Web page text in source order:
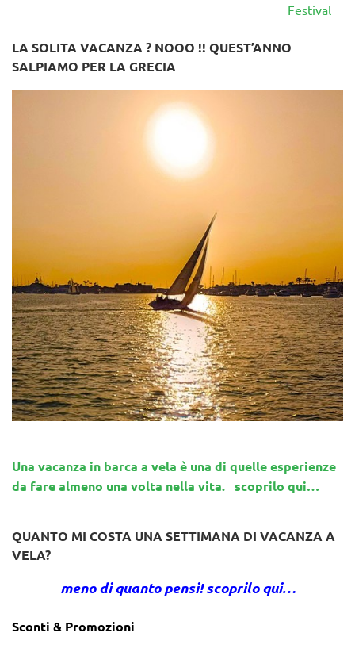
Festival
LA SOLITA VACANZA ? NOOO !! QUEST’ANNO
SALPIAMO PER LA GRECIA
Una vacanza in barca a vela è una di quelle esperienze
da fare almeno una volta nella vita. scoprilo qui…
QUANTO MI COSTA UNA SETTIMANA DI VACANZA A
VELA?
meno di quanto pensi! scoprilo qui…
Sconti & Promozioni